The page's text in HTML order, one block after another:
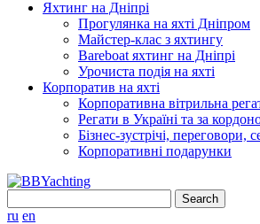
Яхтинг на Дніпрі
Прогулянка на яхті Дніпром
Майстер-клас з яхтингу
Bareboat яхтинг на Дніпрі
Урочиста подія на яхті
Корпоратив на яхті
Корпоративна вітрильна
Регати в Україні та за
Бізнес-зустрічі, переговори,
Корпоративні подарунки
for:
ru en